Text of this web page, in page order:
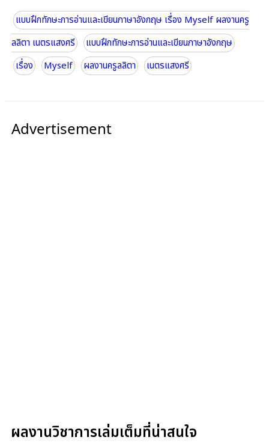
แบบฝึกทักษะการอ่านและเขียนภาษาอังกฤษ เรื่อง Myself ผลงานครู
ลลิตา เนตรแสงศรี
แบบฝึกทักษะการอ่านและเขียนภาษาอังกฤษ
เรื่อง
Myself ผลงานครูลลิตา เนตรแสงศรี
Advertisement
ผลงานวิชาการเล่มเต็มที่น่าสนใจ